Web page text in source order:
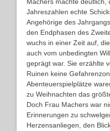
Machers machte deutlich,
Jahreszahlen echte
Angehörige des
den Endphasen des
wuchs in einer Zeit auf,
auch vom unbedingten
geprägt war. Sie erzählte
Ruinen keine
Abenteuerspielplätze
zu Weihnachten das
Doch Frau Machers war
Erinnerungen zu
Herzensanliegen, den